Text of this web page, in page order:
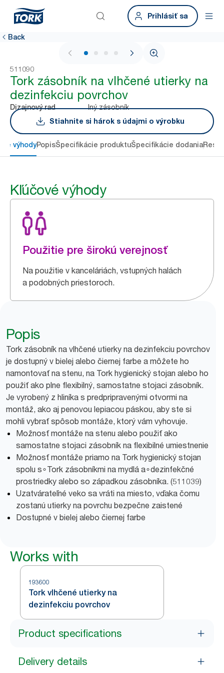
Prihlásiť sa
Back
1 / 4
511090
Tork zásobník na vlhčené utierky na
dezinfekciu povrchov
Dizajnový rad
Iný zásobník
Stiahnite si hárok s údajmi o výrobku
výhodyPopisŠpecifikácie produktuŠpecifikácie dodania
Kľúčové výhody
Použitie pre širokú verejnosť
Na použitie v kanceláriách, vstupných halách
a podobných priestoroch.
Popis
Tork zásobník na vlhčené utierky na dezinfekciu povrchov
je dostupný v bielej alebo čiernej farbe a môžete ho
namontovať na stenu, na Tork hygienický stojan alebo ho
použiť ako plne flexibilný, samostatne stojaci zásobník.
Je vyrobený z hliníka s predpripravenými otvormi na
montáž, ako aj penovou lepiacou páskou, aby ste si
mohli vybrať spôsob montáže, ktorý vám vyhovuje.
Možnosť montáže na stenu alebo použiť ako
samostatne stojaci zásobník na flexibilné umiestnenie
Možnosť montáže priamo na Tork hygienický stojan
spolu s∘Tork zásobníkmi na mydlá a∘dezinfekčné
prostriedky alebo so západkou zásobníka. (511039)
Uzatvárateľné veko sa vráti na miesto, vďaka čomu
zostanú utierky na povrchu bezpečne zaistené
Dostupné v bielej alebo čiernej farbe
Works with
193600
Tork vlhčené utierky na
dezinfekciu povrchov
Product specifications
Delivery details